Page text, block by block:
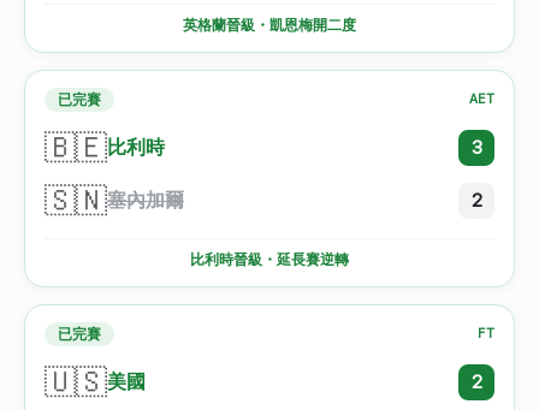
英格蘭晉級・凱恩梅開二度
已完賽 AET
🇧🇪比利時 3
🇸🇳塞內加爾 2
比利時晉級・延長賽逆轉
已完賽 FT
🇺🇸美國 2